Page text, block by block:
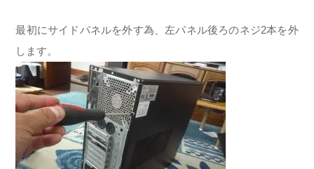
最初にサイドパネルを外す為、左パネル後ろのネジ2本を外
します。